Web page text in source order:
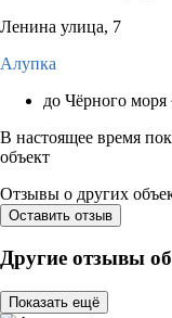
Ленина улица, 7
Алупка
до Чёрного
В настоящее время
объект
Отзывы о других
Оставить отзыв
Другие отзывы
Показать ещё